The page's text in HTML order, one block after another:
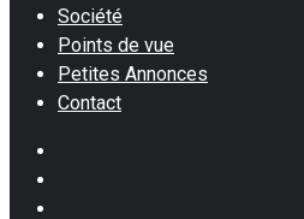
Société
Points de vue
Petites Annonces
Contact